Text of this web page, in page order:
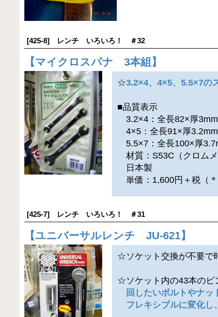
[425-8] レンチ いろいろ！ ＃32
【マイクロスパナ 3本組 】
☆3.2×4、4×5、5.5×7の
■品質表示
3.2×4：全長82×厚3mm
4×5：全長91×厚3.2mm
5.5×7：全長100×厚
材質：S53C（クロム
日本製
単価：1,600円＋税（
[425-7] レンチ いろいろ！ ＃31
【ユニバーサルレンチ JU-621】
☆ソケット交換が不要で
☆ソケット内の43本のピ
回したいボルトやナ
フレキシブルに変化し